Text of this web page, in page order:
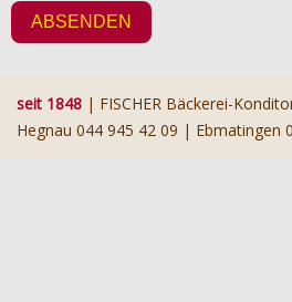
seit 1848 | FISCHER Bäckerei-
Hegnau 044 945 42 09 | Ebmatingen